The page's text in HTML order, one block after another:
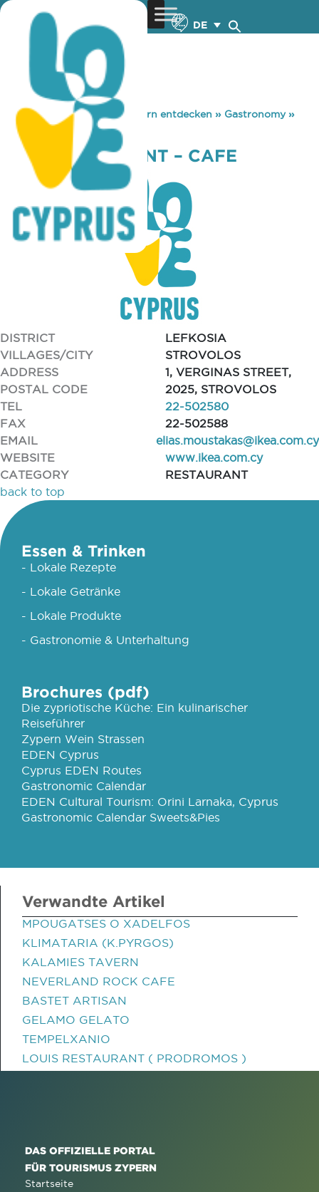
DE
You are here: Home »Zypern entdecken » Gastronomy»
IKEA RESTAURANT – CAFE
IKEA RESTAURANT – CAFE
DISTRICT
LEFKOSIA
VILLAGES/CITY
STROVOLOS
ADDRESS
1, VERGINAS STREET,
POSTAL CODE
2025, STROVOLOS
TEL
22-502580
FAX
22-502588
EMAIL
elias.moustakas@ikea.com.cy
WEBSITE
www.ikea.com.cy
CATEGORY
RESTAURANT
back to top
Essen & Trinken
- Lokale Rezepte
- Lokale Getränke
- Lokale Produkte
- Gastronomie & Unterhaltung
Brochures (pdf)
Die zypriotische Küche: Ein kulinarischer
Reiseführer
Zypern Wein Strassen
EDEN Cyprus
Cyprus EDEN Routes
Gastronomic Calendar
EDEN Cultural Tourism: Orini Larnaka, Cyprus
Gastronomic Calendar Sweets&Pies
Verwandte Artikel
MPOUGATSES O XADELFOS
KLIMATARIA (K.PYRGOS)
KALAMIES TAVERN
NEVERLAND ROCK CAFE
BASTET ARTISAN
GELAMO GELATO
TEMPELXANIO
LOUIS RESTAURANT ( PRODROMOS )
DAS OFFIZIELLE PORTAL
FÜR TOURISMUS ZYPERN
Startseite